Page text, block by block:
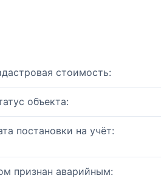
стоимость:
объекта:
постановки на учёт:
признан аварийным: